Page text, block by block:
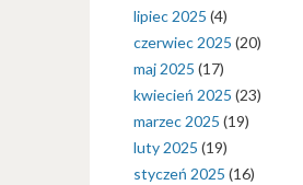
lipiec 2025 (4)
czerwiec 2025 (20)
maj 2025 (17)
kwiecień 2025 (23)
marzec 2025 (19)
luty 2025 (19)
styczeń 2025 (16)